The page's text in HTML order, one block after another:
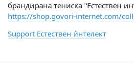
брандирана тениска "Естествен
https://shop.govori-internet.com/
Support Естествен ѝнтелект